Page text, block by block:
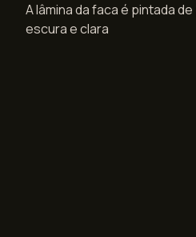
A lâmina da faca é pintada
escura e clara